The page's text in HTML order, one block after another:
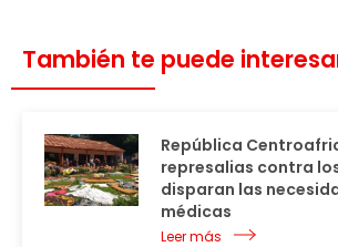
También te puede
República
represalias contra
disparan las
médicas
Leer más